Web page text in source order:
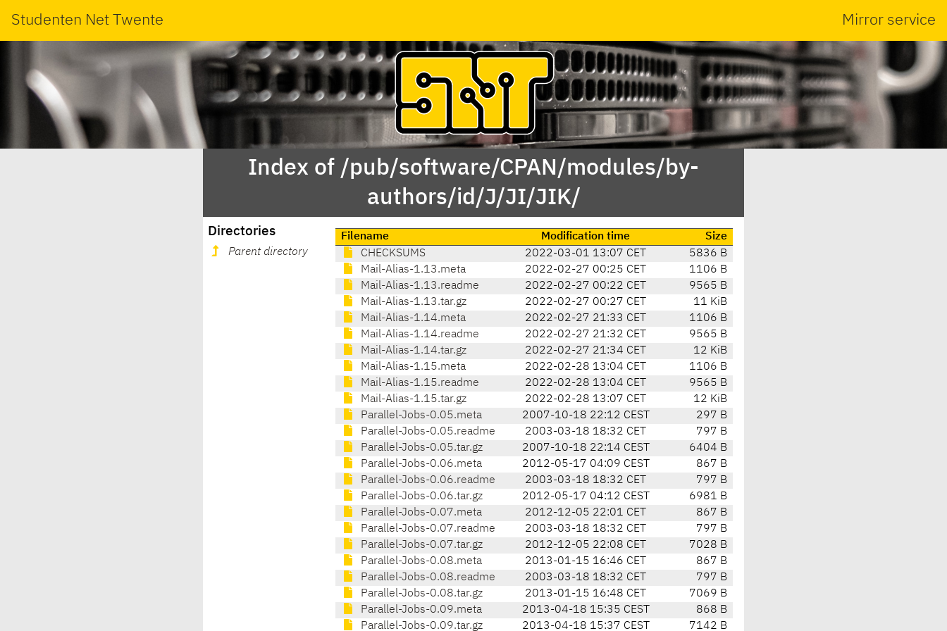
Studenten Net Twente Mirror service
Index of /pub/software/CPAN/modules/by-
authors/id/J/JI/JIK/
Directories
Parent directory
Filename Modification time
Size
CHECKSUMS
2022-03-01 13:07 CET
5836 B
Mail-Alias-1.13.meta
2022-02-27 00:25 CET
1106 B
Mail-Alias-1.13.readme
2022-02-27 00:22 CET
9565 B
Mail-Alias-1.13.tar.gz
2022-02-27 00:27 CET
11 KiB
Mail-Alias-1.14.meta
2022-02-27 21:33 CET
1106 B
Mail-Alias-1.14.readme
2022-02-27 21:32 CET
9565 B
Mail-Alias-1.14.tar.gz
2022-02-27 21:34 CET
12 KiB
Mail-Alias-1.15.meta
2022-02-28 13:04 CET
1106 B
Mail-Alias-1.15.readme
2022-02-28 13:04 CET
9565 B
Mail-Alias-1.15.tar.gz
2022-02-28 13:07 CET
12 KiB
Parallel-Jobs-0.05.meta
2007-10-18 22:12 CEST
297 B
Parallel-Jobs-0.05.readme
2003-03-18 18:32 CET
797 B
Parallel-Jobs-0.05.tar.gz
2007-10-18 22:14 CEST
6404 B
Parallel-Jobs-0.06.meta
2012-05-17 04:09 CEST
867 B
Parallel-Jobs-0.06.readme
2003-03-18 18:32 CET
797 B
Parallel-Jobs-0.06.tar.gz
2012-05-17 04:12 CEST
6981 B
Parallel-Jobs-0.07.meta
2012-12-05 22:01 CET
867 B
Parallel-Jobs-0.07.readme
2003-03-18 18:32 CET
797 B
Parallel-Jobs-0.07.tar.gz
2012-12-05 22:08 CET
7028 B
Parallel-Jobs-0.08.meta
2013-01-15 16:46 CET
867 B
Parallel-Jobs-0.08.readme
2003-03-18 18:32 CET
797 B
Parallel-Jobs-0.08.tar.gz
2013-01-15 16:48 CET
7069 B
Parallel-Jobs-0.09.meta
2013-04-18 15:35 CEST
868 B
Parallel-Jobs-0.09.tar.gz
2013-04-18 15:37 CEST 7142 B